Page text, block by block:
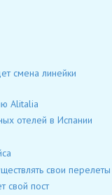
смена линейки
Alitalia
отелей в Испании
свои перелеты
свой пост